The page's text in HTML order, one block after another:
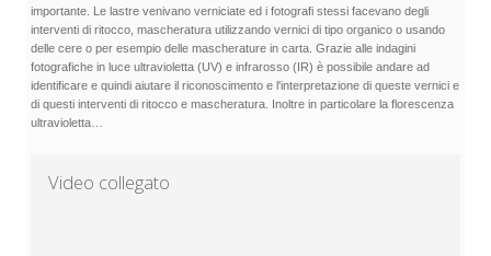
importante. Le lastre venivano verniciate ed i fotografi stessi facevano degli
interventi di ritocco, mascheratura utilizzando vernici di tipo organico o usando
delle cere o per esempio delle mascherature in carta. Grazie alle indagini
fotografiche in luce ultravioletta (UV) e infrarosso (IR) è possibile andare ad
identificare e quindi aiutare il riconoscimento e l'interpretazione di queste vernici e
di questi interventi di ritocco e mascheratura. Inoltre in particolare la florescenza
ultravioletta…
Video collegato